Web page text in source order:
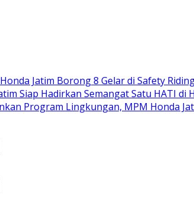
Jatim Borong 8 Gelar di Safety
Siap Hadirkan Semangat Satu HATI di
Program Lingkungan, MPM Honda